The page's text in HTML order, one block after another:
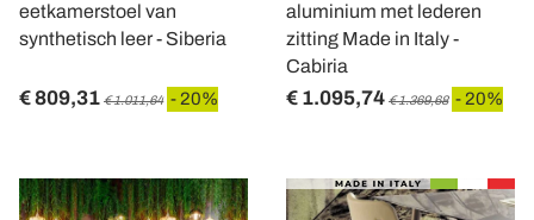
eetkamerstoel van
synthetisch leer - Siberia
€ 809,31 € 1.011,64 - 20%
aluminium met lederen
zitting Made in Italy -
Cabiria
€ 1.095,74 € 1.369,68 - 20%